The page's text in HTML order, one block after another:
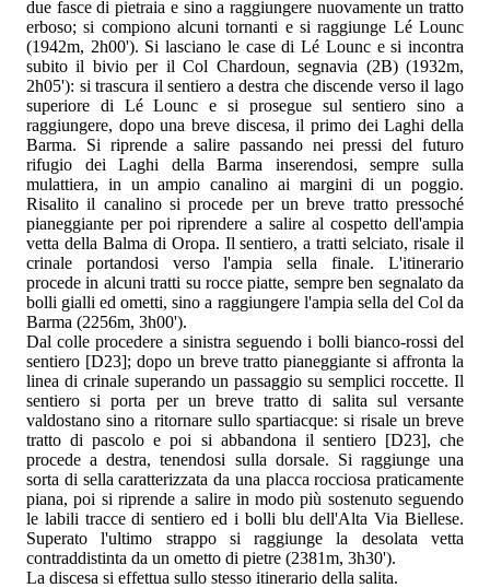
due fasce di pietraia e sino a raggiungere nuovamente un tratto
erboso; si compiono alcuni tornanti e si raggiunge Lé Lounc
(1942m, 2h00'). Si lasciano le case di Lé Lounc e si incontra
subito il bivio per il Col Chardoun, segnavia (2B) (1932m,
2h05'): si trascura il sentiero a destra che discende verso il lago
superiore di Lé Lounc e si prosegue sul sentiero sino a
raggiungere, dopo una breve discesa, il primo dei Laghi della
Barma. Si riprende a salire passando nei pressi del futuro
rifugio dei Laghi della Barma inserendosi, sempre sulla
mulattiera, in un ampio canalino ai margini di un poggio.
Risalito il canalino si procede per un breve tratto pressoché
pianeggiante per poi riprendere a salire al cospetto dell'ampia
vetta della Balma di Oropa. Il sentiero, a tratti selciato, risale il
crinale portandosi verso l'ampia sella finale. L'itinerario
procede in alcuni tratti su rocce piatte, sempre ben segnalato da
bolli gialli ed ometti, sino a raggiungere l'ampia sella del Col da
Barma (2256m, 3h00').
Dal colle procedere a sinistra seguendo i bolli bianco-rossi del
sentiero [D23]; dopo un breve tratto pianeggiante si affronta la
linea di crinale superando un passaggio su semplici roccette. Il
sentiero si porta per un breve tratto di salita sul versante
valdostano sino a ritornare sullo spartiacque: si risale un breve
tratto di pascolo e poi si abbandona il sentiero [D23], che
procede a destra, tenendosi sulla dorsale. Si raggiunge una
sorta di sella caratterizzata da una placca rocciosa praticamente
piana, poi si riprende a salire in modo più sostenuto seguendo
le labili tracce di sentiero ed i bolli blu dell'Alta Via Biellese.
Superato l'ultimo strappo si raggiunge la desolata vetta
contraddistinta da un ometto di pietre (2381m, 3h30').
La discesa si effettua sullo stesso itinerario della salita.